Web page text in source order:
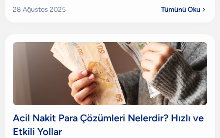
28 Ağustos 2025 Tümünü Oku 
Acil Nakit Para Çözümleri Nelerdir? Hızlı ve
Etkili Yollar